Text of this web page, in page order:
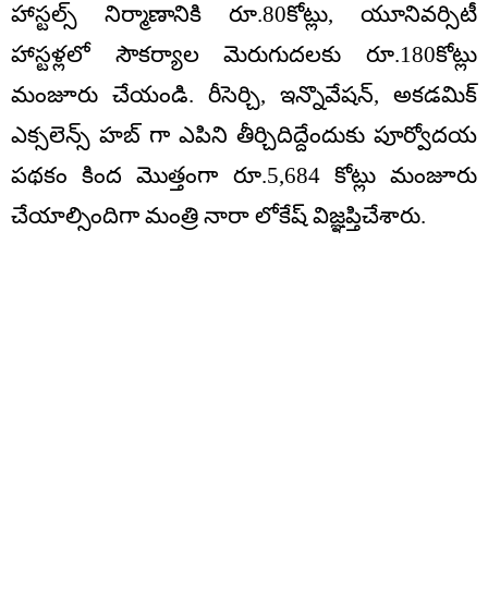
హాస్టల్స్ నిర్మాణానికి రూ.80కోట్లు, యూనివర్సిటీ
హాస్టళ్లలో సౌకర్యాల మెరుగుదలకు రూ.180కోట్లు
మంజూరు చేయండి. రీసెర్చి, ఇన్నొవేషన్, అకడమిక్
ఎక్సలెన్స్ హబ్ గా ఎపిని తీర్చిదిద్దేందుకు పూర్వోదయ
పథకం కింద మొత్తంగా రూ.5,684 కోట్లు మంజూరు
చేయాల్సిందిగా మంత్రి నారా లోకేష్ విజ్ఞప్తిచేశారు.